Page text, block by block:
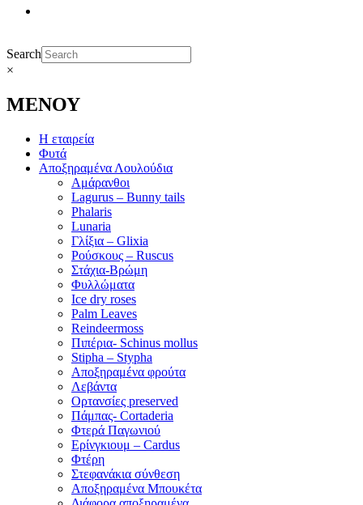
Search
×
ΜΕΝΟΥ
Η εταιρεία
Φυτά
Αποξηραμένα Λουλούδια
Αμάρανθοι
Lagurus – Bunny tails
Phalaris
Lunaria
Γλίξια – Glixia
Ρούσκους – Ruscus
Στάχια-Βρώμη
Φυλλώματα
Ice dry roses
Palm Leaves
Reindeermoss
Πιπέρια- Schinus mollus
Stipha – Stypha
Αποξηραμένα φρούτα
Λεβάντα
Ορτανσίες preserved
Πάμπας- Cortaderia
Φτερά Παγωνιού
Ερίνγκιουμ – Cardus
Φτέρη
Στεφανάκια σύνθεση
Αποξηραμένα Μπουκέτα